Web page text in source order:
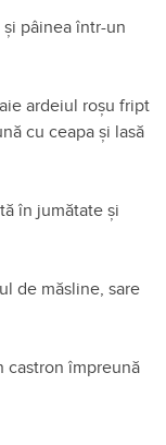
pâinea într-un
ardeiul roșu fript
cu ceapa și lasă
în jumătate și
de măsline, sare
castron împreună